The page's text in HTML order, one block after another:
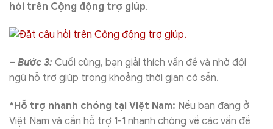
hỏi trên Cộng động trợ giúp.
– Bước 3: Cuối cùng, bạn giải thích vấn đề và nhờ đội
ngũ hỗ trợ giúp trong khoảng thời gian có sẵn.
*Hỗ trợ nhanh chóng tại Việt Nam: Nếu bạn đang ở
Việt Nam và cần hỗ trợ 1-1 nhanh chóng về các vấn đề